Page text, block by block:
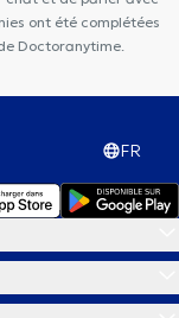
ont été complétées
Doctoranytime.
FR